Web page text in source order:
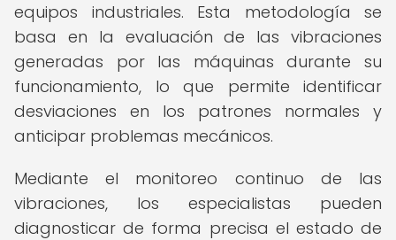
equipos industriales. Esta metodología se
basa en la evaluación de las vibraciones
generadas por las máquinas durante su
funcionamiento, lo que permite identificar
desviaciones en los patrones normales y
anticipar problemas mecánicos.
Mediante el monitoreo continuo de las
vibraciones, los especialistas pueden
diagnosticar de forma precisa el estado de